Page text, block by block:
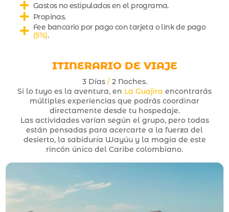
Gastos no estipulados en el programa.
Propinas.
Fee bancario por pago con tarjeta o link de pago
(5%).
ITINERARIO DE VIAJE
3 Días /2 Noches.
Si lo tuyo es la aventura, en La Guajira encontrarás
múltiples experiencias que podrás coordinar
directamente desde tu hospedaje.
Las actividades varían según el grupo, pero todas
están pensadas para acercarte a la fuerza del
desierto, la sabiduría Wayúu y la magia de este
rincón único del Caribe colombiano.